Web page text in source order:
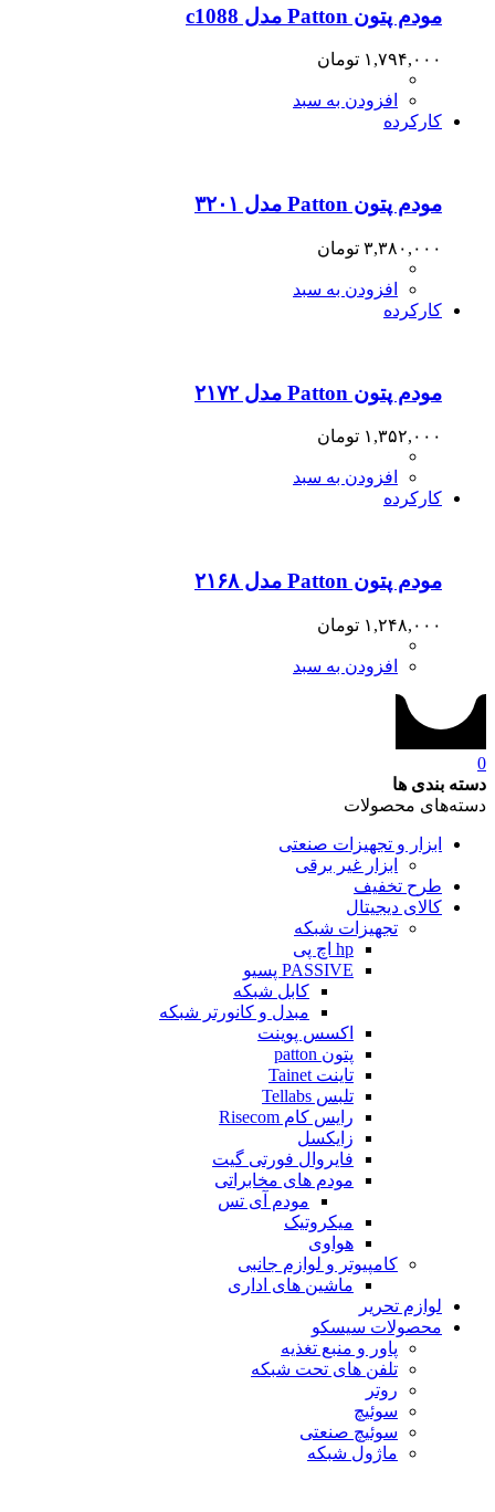
مودم پتون Patton مدل c1088
۱,۷۹۴,۰۰۰ تومان
افزودن به سبد
کارکرده
مودم پتون Patton مدل ۳۲۰۱
۳,۳۸۰,۰۰۰ تومان
افزودن به سبد
کارکرده
مودم پتون Patton مدل ۲۱۷۲
۱,۳۵۲,۰۰۰ تومان
افزودن به سبد
کارکرده
مودم پتون Patton مدل ۲۱۶۸
۱,۲۴۸,۰۰۰ تومان
افزودن به سبد
0
دسته بندی ها
دسته‌های محصولات
ابزار و تجهیزات صنعتی
ابزار غیر برقی
طرح تخفیف
کالای دیجیتال
تجهیزات شبکه
hp اچ پی
PASSIVE پسیو
کابل شبکه
مبدل و کانورتر شبکه
اکسس پوینت
پتون patton
تاینت Tainet
تلبس Tellabs
رایس کام Risecom
زایکسل
فایروال فورتی گیت
مودم های مخابراتی
مودم آی تس
میکروتیک
هواوی
کامپیوتر و لوازم جانبی
ماشین های اداری
لوازم تحریر
محصولات سیسکو
پاور و منبع تغذیه
تلفن های تحت شبکه
روتر
سوئیچ
سوئیچ صنعتی
ماژول شبکه